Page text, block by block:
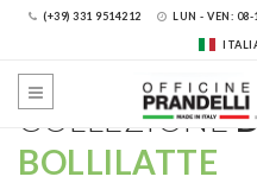
(+39) 331 9514212 LUN - VEN: 08-
COLLEZIONE
BOLLILATTE